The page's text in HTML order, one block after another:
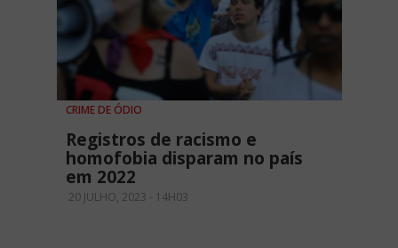
CRIME DE ÓDIO
Registros de racismo e
homofobia disparam no país
em 2022
20 JULHO, 2023 - 14H03